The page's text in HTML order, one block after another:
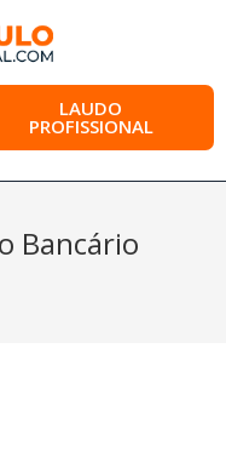
LAUDO
PROFISSIONAL
Bancário